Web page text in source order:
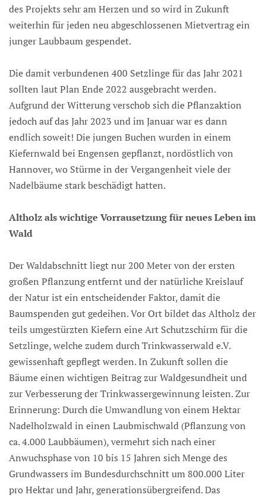
des Projekts sehr am Herzen und so wird in Zukunft
weiterhin für jeden neu abgeschlossenen Mietvertrag ein
junger Laubbaum gespendet.
Die damit verbundenen 400 Setzlinge für das Jahr 2021
sollten laut Plan Ende 2022 ausgebracht werden.
Aufgrund der Witterung verschob sich die Pflanzaktion
jedoch auf das Jahr 2023 und im Januar war es dann
endlich soweit! Die jungen Buchen wurden in einem
Kiefernwald bei Engensen gepflanzt, nordöstlich von
Hannover, wo Stürme in der Vergangenheit viele der
Nadelbäume stark beschädigt hatten.
Altholz als wichtige Vorrausetzung für neues Leben im
Wald
Der Waldabschnitt liegt nur 200 Meter von der ersten
großen Pflanzung entfernt und der natürliche Kreislauf
der Natur ist ein entscheidender Faktor, damit die
Baumspenden gut gedeihen. Vor Ort bildet das Altholz der
teils umgestürzten Kiefern eine Art Schutzschirm für die
Setzlinge, welche zudem durch Trinkwasserwald e.V.
gewissenhaft gepflegt werden. In Zukunft sollen die
Bäume einen wichtigen Beitrag zur Waldgesundheit und
zur Verbesserung der Trinkwassergewinnung leisten. Zur
Erinnerung: Durch die Umwandlung von einem Hektar
Nadelholzwald in einen Laubmischwald (Pflanzung von
ca. 4.000 Laubbäumen), vermehrt sich nach einer
Anwuchsphase von 10 bis 15 Jahren sich Menge des
Grundwassers im Bundesdurchschnitt um 800.000 Liter
pro Hektar und Jahr, generationsübergreifend. Das